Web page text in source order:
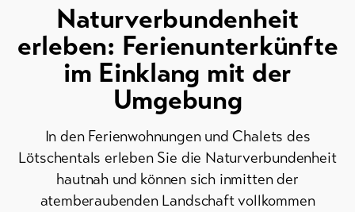
Tickets
Gutscheine
Naturverbundenheit
erleben: Ferienunterkünfte
im Einklang mit der
Umgebung
In den Ferienwohnungen und Chalets des
Lötschentals erleben Sie die Naturverbundenheit
hautnah und können sich inmitten der
atemberaubenden Landschaft vollkommen